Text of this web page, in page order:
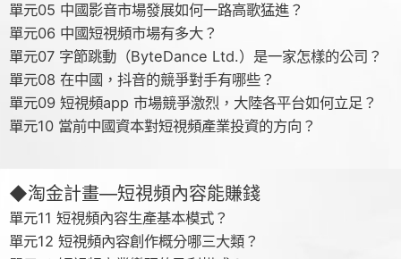
單元05 中國影音市場發展如何一路高歌猛進？
單元06 中國短視頻市場有多大？
單元07 字節跳動（ByteDance Ltd.）是一家怎樣的公司？
單元08 在中國，抖音的競爭對手有哪些？
單元09 短視頻app 市場競爭激烈，大陸各平台如何立足？
單元10 當前中國資本對短視頻產業投資的方向？
◆淘金計畫—短視頻內容能賺錢
單元11 短視頻內容生產基本模式？
單元12 短視頻內容創作概分哪三大類？